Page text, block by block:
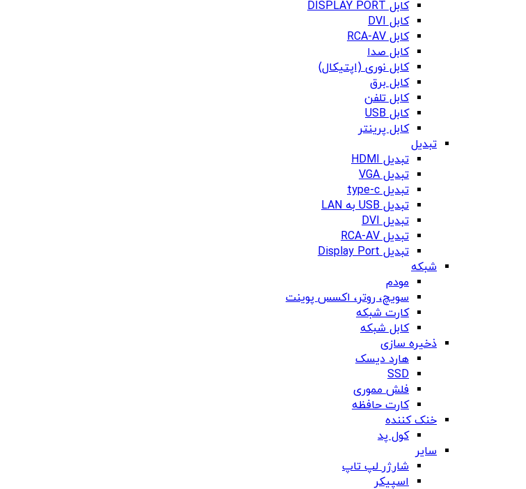
کابل DISPLAY PORT
کابل DVI
کابل RCA-AV
کابل صدا
کابل نوری (اپتیکال)
کابل برق
کابل تلفن
کابل USB
کابل پرینتر
تبدیل
تبدیل HDMI
تبدیل VGA
تبدیل type-c
تبدیل USB به LAN
تبدیل DVI
تبدیل RCA-AV
تبدیل Display Port
شبکه
مودم
سویچ، روتر، اکسس پوینت
کارت شبکه
کابل شبکه
ذخیره سازی
هارد دیسک
SSD
فلش مموری
کارت حافظه
خنک کننده
کول پد
سایر
شارژر لپ تاپ
اسپیکر